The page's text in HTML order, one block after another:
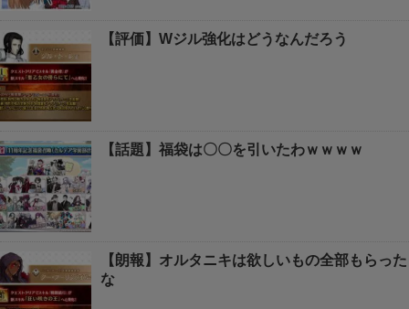
【評価】Wジル強化はどうなんだろう
【話題】福袋は〇〇を引いたわｗｗｗｗ
【朗報】オルタニキは欲しいもの全部もらった
な